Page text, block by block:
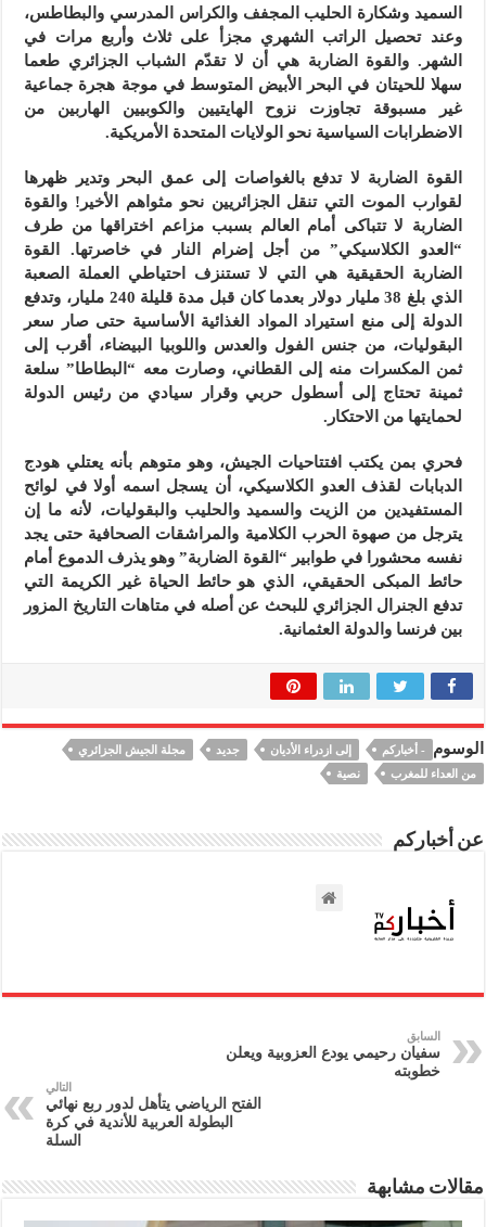
السميد وشكارة الحليب المجفف والكراس المدرسي والبطاطس،
وعند تحصيل الراتب الشهري مجزأ على ثلاث وأربع مرات في
الشهر. والقوة الضاربة هي أن لا تقدّم الشباب الجزائري طعما
سهلا للحيتان في البحر الأبيض المتوسط في موجة هجرة جماعية
غير مسبوقة تجاوزت نزوح الهايتيين والكوبيين الهاربين من
الاضطرابات السياسية نحو الولايات المتحدة الأمريكية.
القوة الضاربة لا تدفع بالغواصات إلى عمق البحر وتدير ظهرها
لقوارب الموت التي تنقل الجزائريين نحو مثواهم الأخير! والقوة
الضاربة لا تتباكى أمام العالم بسبب مزاعم اختراقها من طرف
“العدو الكلاسيكي” من أجل إضرام النار في خاصرتها. القوة
الضاربة الحقيقية هي التي لا تستنزف احتياطي العملة الصعبة
الذي بلغ 38 مليار دولار بعدما كان قبل مدة قليلة 240 مليار، وتدفع
الدولة إلى منع استيراد المواد الغذائية الأساسية حتى صار سعر
البقوليات، من جنس الفول والعدس واللوبيا البيضاء، أقرب إلى
ثمن المكسرات منه إلى القطاني، وصارت معه “البطاطا” سلعة
ثمينة تحتاج إلى أسطول حربي وقرار سيادي من رئيس الدولة
لحمايتها من الاحتكار.
فحري بمن يكتب افتتاحيات الجيش، وهو متوهم بأنه يعتلي هودج
الدبابات لقذف العدو الكلاسيكي، أن يسجل اسمه أولا في لوائح
المستفيدين من الزيت والسميد والحليب والبقوليات، لأنه ما إن
يترجل من صهوة الحرب الكلامية والمراشقات الصحافية حتى يجد
نفسه محشورا في طوابير “القوة الضاربة” وهو يذرف الدموع أمام
حائط المبكى الحقيقي، الذي هو حائط الحياة غير الكريمة التي
تدفع الجنرال الجزائري للبحث عن أصله في متاهات التاريخ المزور
بين فرنسا والدولة العثمانية.
الوسوم - أخباركم إلى ازدراء الأديان جديد
مجلة الجيش الجزائري
من العداء للمغرب
نصية
عن أخباركم
السابق
سفيان رحيمي يودع العزوبية ويعلن
خطوبته
التالي
الفتح الرياضي يتأهل لدور ربع نهائي
البطولة العربية للأندية في كرة
السلة
مقالات مشابهة